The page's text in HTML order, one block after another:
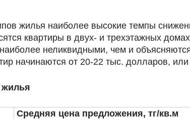
жилья наиболее высокие темпы
квартиры в двух- и трехэтажных
неликвидными, чем и
начинаются от 20-22 тыс. долларов,
жилья
Средняя цена предложения, тг/кв.м